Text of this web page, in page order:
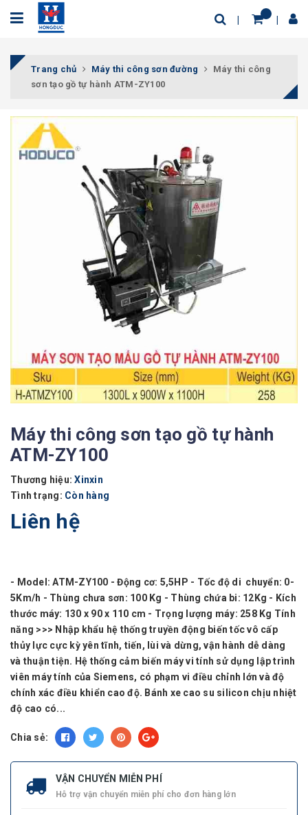
Trang chủ Máy thi công sơn đường
Máy thi công
sơn tạo gồ tự hành ATM-ZY100
Máy thi công sơn tạo gồ tự hành
ATM-ZY100
Thương hiệu: Xinxin
Tình trạng: Còn hàng
Liên hệ
- Model: ATM-ZY100 - Động cơ: 5,5HP - Tốc độ di chuyển: 0-
5Km/h - Thùng chưa sơn: 100 Kg - Thùng chứa bi: 12Kg - Kích
thước máy: 130 x 90 x 110 cm - Trọng lượng máy: 258 Kg Tính
năng >>> Nhập khẩu hệ thống truyền động biến tốc vô cấp
thủy lực cực kỳ yên tĩnh, tiến, lùi và dừng, vận hành dễ dàng
và thuận tiện. Hệ thống cảm biến máy vi tính sử dụng lập trình
viên máy tính của Siemens, có phạm vi điều chỉnh lớn và độ
chính xác điều khiển cao độ. Bánh xe cao su silicon chịu nhiệt
độ cao có...
Chia sẻ:
VẬN CHUYỂN MIỄN PHÍ
Hỗ trợ vận chuyển miễn phí cho đơn hàng lớn